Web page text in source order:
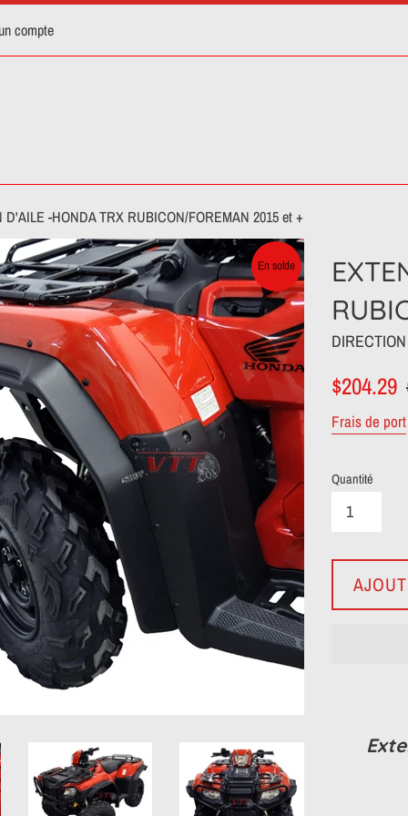
compte
D'AILE -HONDA TRX RUBICON/FOREMAN 2015 et +
En solde
Prix
$204.29
Frais de port
Quantité